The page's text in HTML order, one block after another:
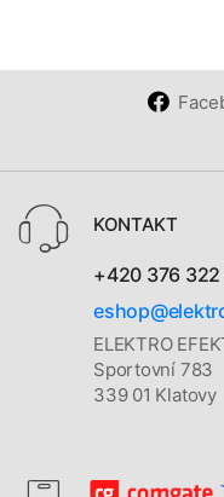
KONTAKT
+420 376
ELEKTRO
Sportovní 783
339 01 Klatovy